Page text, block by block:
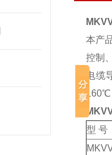
本产
控制
电缆
160℃
型 号